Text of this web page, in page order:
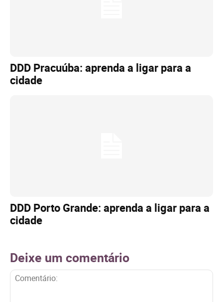
DDD Pracuúba: aprenda a ligar para a
cidade
DDD Porto Grande: aprenda a ligar para a
cidade
Deixe um comentário